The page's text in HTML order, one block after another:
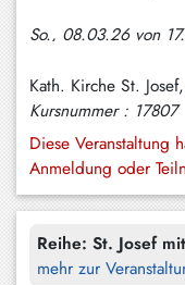
So., 08.03.26 von
Kath. Kirche St.
Kursnummer : 17807
Diese Veranstaltung
Anmeldung oder
Reihe: St. Josef
mehr zur
Leitzachtal
Miesbach
Neuhaus
Otterfing